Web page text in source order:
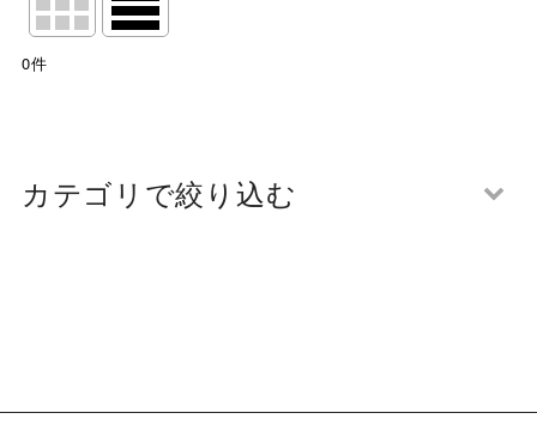
表示数
0件
カテゴリで絞り込む